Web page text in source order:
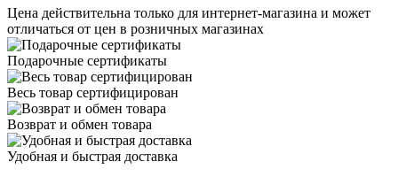
Цена действительна только для интернет-магазина и может
отличаться от цен в розничных магазинах
Подарочные сертификаты
Весь товар сертифицирован
Возврат и обмен товара
Удобная и быстрая доставка